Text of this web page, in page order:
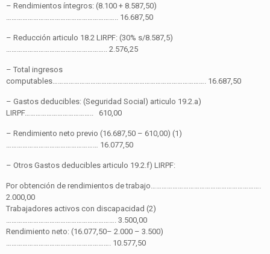
– Rendimientos íntegros: (8.100 + 8.587,50)
…………………………………………………….. 16.687,50
– Reducción articulo 18.2 LIRPF: (30% s/8.587,5)
……………………………………………….. 2.576,25
– Total ingresos
computables…………………………………………………………………………. 16.687,50
– Gastos deducibles: (Seguridad Social) articulo 19.2.a)
LIRPF……………………………….. 610,00
– Rendimiento neto previo (16.687,50 – 610,00) (1)
…………………………………………… 16.077,50
– Otros Gastos deducibles articulo 19.2.f) LIRPF:
Por obtención de rendimientos de trabajo…………………………………………………….
2.000,00
Trabajadores activos con discapacidad (2)
……………………………………………………. 3.500,00
Rendimiento neto: (16.077,50– 2.000 – 3.500)
…………………………………………………. 10.577,50